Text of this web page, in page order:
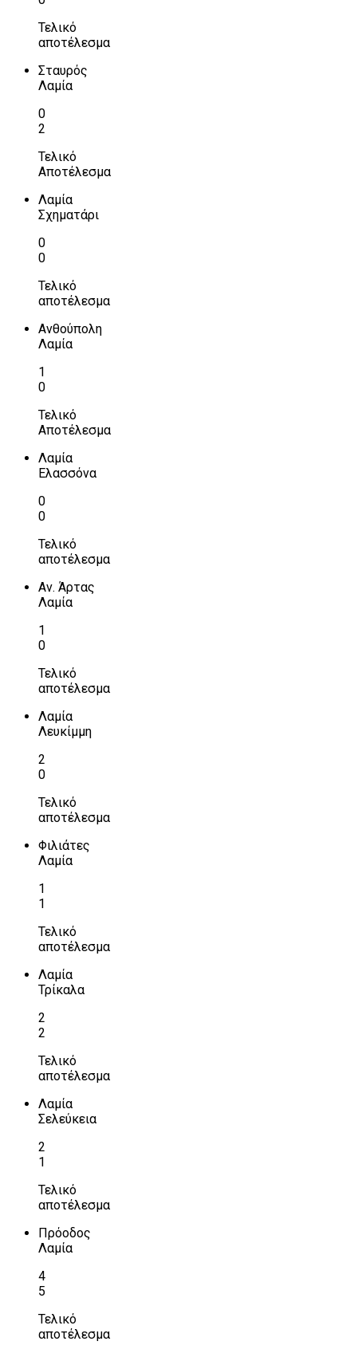
Τελικό
αποτέλεσμα
Σταυρός
Λαμία
0
2
Τελικό
Αποτέλεσμα
Λαμία
Σχηματάρι
0
0
Τελικό
αποτέλεσμα
Ανθούπολη
Λαμία
1
0
Τελικό
Αποτέλεσμα
Λαμία
Ελασσόνα
0
0
Τελικό
αποτέλεσμα
Αν. Άρτας
Λαμία
1
0
Τελικό
αποτέλεσμα
Λαμία
Λευκίμμη
2
0
Τελικό
αποτέλεσμα
Φιλιάτες
Λαμία
1
1
Τελικό
αποτέλεσμα
Λαμία
Τρίκαλα
2
2
Τελικό
αποτέλεσμα
Λαμία
Σελεύκεια
2
1
Τελικό
αποτέλεσμα
Πρόοδος
Λαμία
4
5
Τελικό
αποτέλεσμα